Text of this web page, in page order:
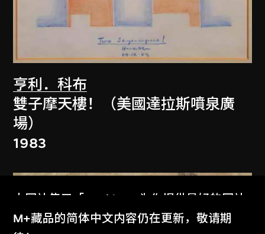
亨利．科布
雙子摩天樓！（美國達拉斯噴泉廣
場）
1983
本网站使用「Cookies」为你提供最好的网站
体验。
M+藏品的简体中文内容仍在更新，敬请期